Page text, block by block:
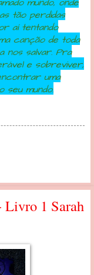
tão perdidas
aí tentando
canção de toda
nos salvar. Pra
e sobreviver,
uma
seu mundo.
Livro 1 Sarah